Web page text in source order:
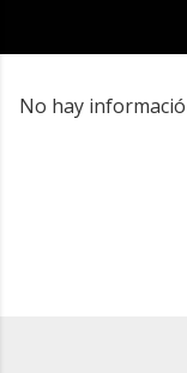
No hay